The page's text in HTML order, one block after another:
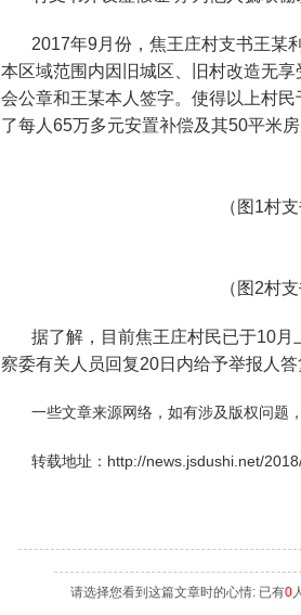
2017年9月份，焦王庄村支书王某
本区域范围内因旧城区、旧村改造无
会公章和王某本人签字。使得以上村
了每人65万多元安置补偿及其50平米房
（图1村
（图2村
据了解，目前焦王庄村民已于10
察委有关人员回复20日内给予举报人答
一些文章来源网络，如有涉及版权问题
转载地址：http://news.jsdushi.net/
请选择您看到这篇文章时的心情: 已有0